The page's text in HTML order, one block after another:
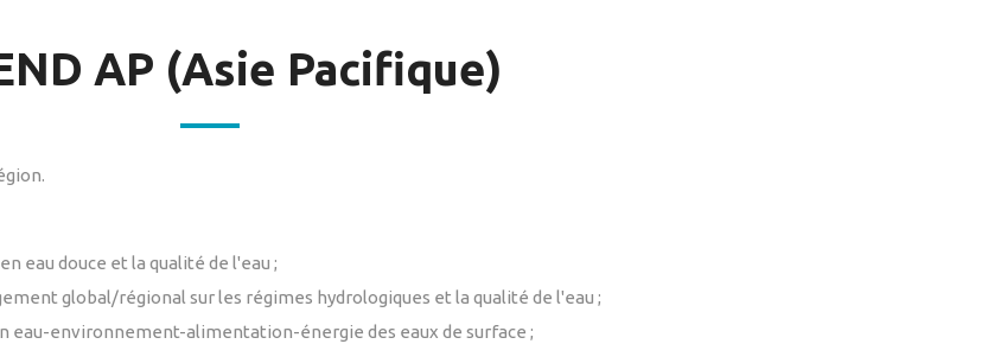
AP (Asie Pacifique)
eau douce et la qualité de l'eau ;
global/régional sur les régimes hydrologiques et la qualité de l'eau ;
eau-environnement-alimentation-énergie des eaux de surface ;